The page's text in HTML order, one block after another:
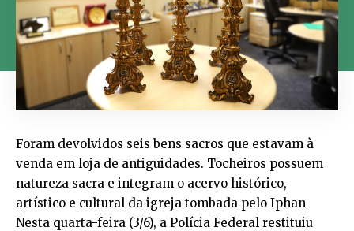
Foram devolvidos seis bens sacros que estavam à
venda em loja de antiguidades. Tocheiros possuem
natureza sacra e integram o acervo histórico,
artístico e cultural da igreja tombada pelo Iphan
Nesta quarta-feira (3/6), a Polícia Federal restituiu